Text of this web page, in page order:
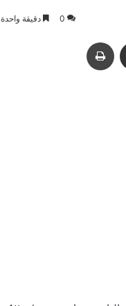
0 دقيقة واحدة